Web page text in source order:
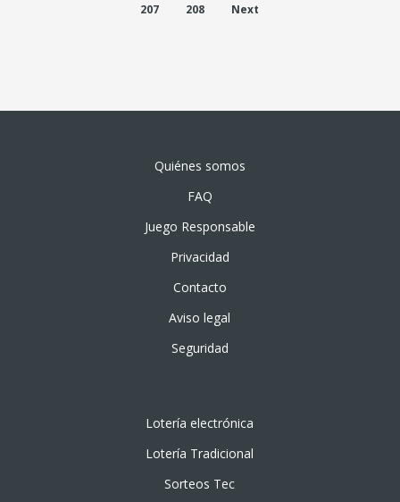
207
208 Next
Quiénes somos
FAQ
Juego Responsable
Privacidad
Contacto
Aviso legal
Seguridad
Lotería electrónica
Lotería Tradicional
Sorteos Tec